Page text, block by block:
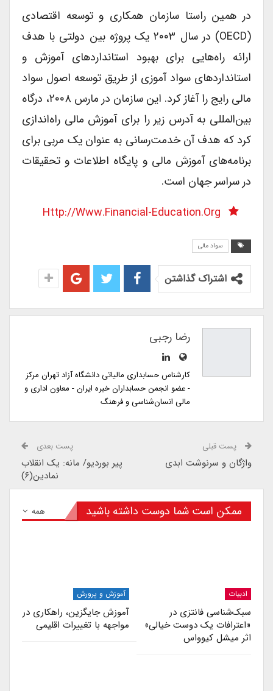
در همین راستا سازمان همکاری و توسعه اقتصادی
(OECD) در سال ۲۰۰۳ یک پروژه بین دولتی با هدف
ارائه راه‌هایی برای بهبود استانداردهای آموزش و
استانداردهای سواد آموزی از طریق توسعه اصول سواد
مالی رایج را آغاز کرد. این سازمان در مارس ۲۰۰۸، درگاه
بین‌المللی به آدرس زیر را برای آموزش مالی راه‌اندازی
کرد که هدف آن خدمت‌رسانی به عنوان یک مربی برای
برنامه‌های آموزش مالی و پایگاه اطلاعات و تحقیقات
در سراسر جهان است.
Http://www.financial-Education.org
سواد مالی
اشتراک گذاشتن
رضا رجبی
کارشناس حسابداری مالیاتی دانشگاه آزاد تهران مرکز
- عضو انجمن حسابداران خبره ایران - معاون اداری و
مالی انسان‌شناسی و فرهنگ
پست قبلی
واژگان و سرنوشت ابدی
پست بعدی
پیر بوردیو/ مانه: یک انقلاب
نمادین(۶)
همه ممکن است شما دوست داشته باشید
ادبیات
سبک‌شناسی فانتزی در
«اعترافات یک دوست خیالی»
اثر میشل کیوواس
آموزش و پرورش
آموزش جایگزین، راهکاری در
مواجهه با تغییرات اقلیمی